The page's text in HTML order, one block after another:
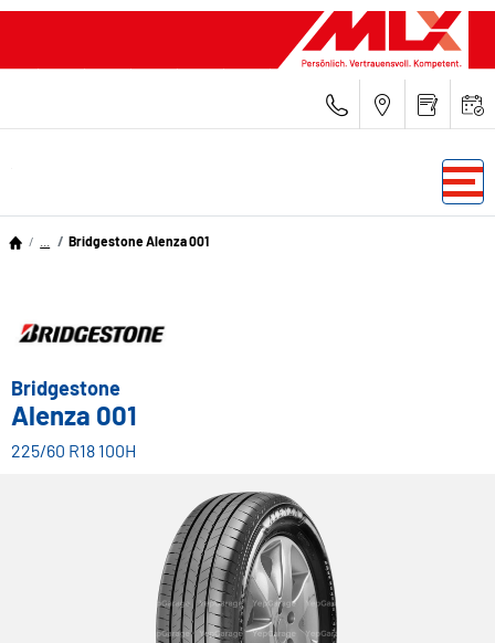
Bridgestone Alenza 001
Bridgestone
Alenza 001
225/60 R18 100H